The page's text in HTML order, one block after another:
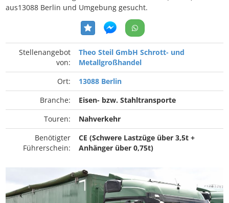
aus13088 Berlin und Umgebung gesucht.
Stellenangebot
von:
Theo Steil GmbH Schrott- und
Metallgroßhandel
Ort:
13088 Berlin
Branche:
Eisen- bzw. Stahltransporte
Touren:
Nahverkehr
Benötigter
Führerschein:
CE (Schwere Lastzüge über 3,5t +
Anhänger über 0,75t)